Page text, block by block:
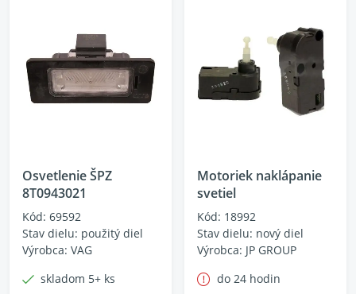
Osvetlenie ŠPZ
8T0943021
Kód: 69592
Stav dielu: použitý diel
Výrobca: VAG
skladom 5+ ks
Motoriek naklápanie
svetiel
Kód: 18992
Stav dielu: nový diel
Výrobca: JP GROUP
do 24 hodin